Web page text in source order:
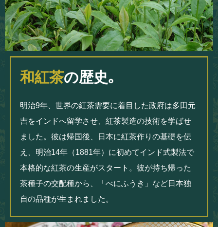
和紅茶の歴史｡
明治9年、世界の紅茶需要に着目した政府は多田元
吉をインドへ留学させ、紅茶製造の技術を学ばせ
ました。彼は帰国後、日本に紅茶作りの基礎を伝
え、明治14年（1881年）に初めてインド式製法で
本格的な紅茶の生産がスタート。彼が持ち帰った
茶種子の交配種から、「べにふうき」など日本独
自の品種が生まれました。